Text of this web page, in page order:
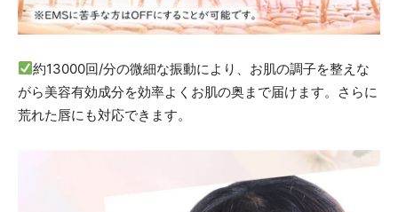
約13000回/分の微細な振動により、お肌の調子を整えな
がら美容有効成分を効率よくお肌の奥まで届けます。さらに
荒れた唇にも対応できます。